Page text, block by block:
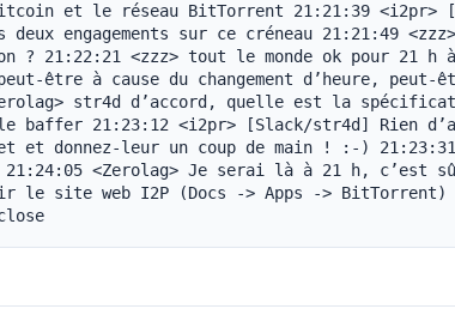
et le réseau BitTorrent 21:21:39 <i2pr>
engagements sur ce créneau 21:21:49
? 21:22:21 <zzz> tout le monde ok pour 21 h
être à cause du changement d’heure, peut-
str4d d’accord, quelle est la
baffer 21:23:12 <i2pr> [Slack/str4d] Rien
et donnez-leur un coup de main ! :-)
<Zerolag> Je serai là à 21 h, c’est
le site web I2P (Docs -> Apps -> BitTorrent)